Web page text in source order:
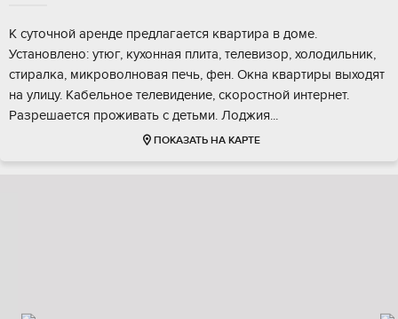
К суточной аренде предлагается квартира в доме.
Установлено: утюг, кухонная плита, телевизор, холодильник,
стиралка, микроволновая печь, фен. Окна квартиры выходят
на улицу. Кабельное телевидение, скоростной интернет.
Разрешается проживать с детьми. Лоджия...
ПОКАЗАТЬ НА КАРТЕ